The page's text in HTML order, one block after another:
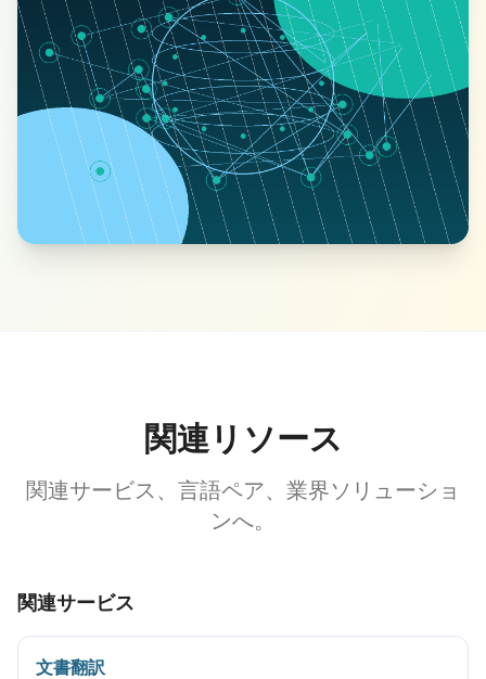
関連リソース
関連サービス、言語ペア、業界ソリューショ
ンへ。
関連サービス
文書翻訳